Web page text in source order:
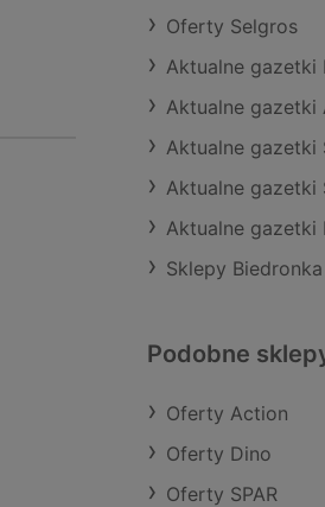
Oferty Selgros
Aktualne gazetki
Aktualne gazetki
Aktualne gazetki
Aktualne gazetki
Aktualne gazetki
Sklepy
Podobne
Oferty Action
Oferty Dino
Oferty SPAR